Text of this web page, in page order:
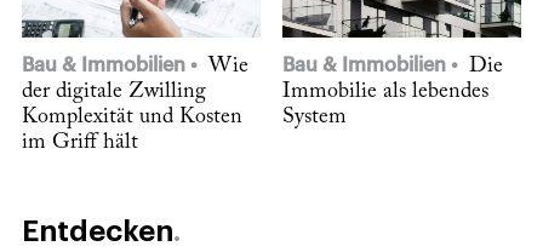
Bau & Immobilien
Wie
der digitale Zwilling
Komplexität und Kosten
im Griff hält
Bau & Immobilien
Die
Immobilie als lebendes
System
Entdecken